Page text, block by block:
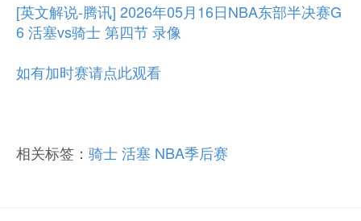
[英文解说-腾讯] 2026年05月16日NBA东部半决赛G
6 活塞vs骑士 第四节 录像
如有加时赛请点此观看
相关标签： 骑士活塞 NBA季后赛